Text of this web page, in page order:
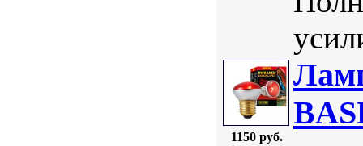
1150 руб.